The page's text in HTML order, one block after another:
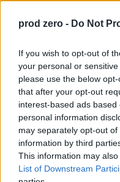
prod zero - Do Not
If you wish to opt-out of
your personal or
please use the below
that after your opt-out
interest-based ads
personal information
may separately opt-out
information by third
This information may
List of Downstream
Górze. 16-latek
W piątkowy wieczór przy
doszło do napaści z
Nastolatek w stanie
szpitala we Wrocławiu.
latek; drugiego nastolatka
Aleksandra Cieślik